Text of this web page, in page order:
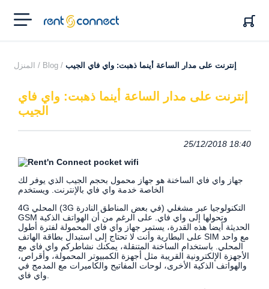
RENT'N
CONNECT
المنزل / Blog / إنترنت على مدار الساعة أينما ذهبت: واي فاي الجيب
إنترنت على مدار الساعة أينما ذهبت: واي فاي
الجيب
25/12/2018 18:40
جهاز واي فاي الساخنة هو جهاز محمول بحجم الجيب الذي يوفر لك
الخاصة خدمة واي فاي بالإنترنت. ويستخدم
4G المحلي (3G في بعض المناطق النادرة) التكنولوجيا عبر مشغلي
GSM وتحولها إلى واي فاي. على الرغم من أن الهواتف الذكية
الحديثة أيضا هذه القدرة، يستمر جهاز واي فاي المحمولة لفترة أطول
على البطارية وأنت لا تحتاج إلى استبدال بطاقة الهاتف SIM مع واحد
المحلي. باستخدام الساخنة المتنقلة، يمكنك نشاطركم واي فاي مع
الأجهزة الإلكترونية القريبة مثل أجهزة الكمبيوتر المحمولة، وأقراص،
والهواتف الذكية الأخرى، لوحات المفاتيح والكاميرات مع المدمج في